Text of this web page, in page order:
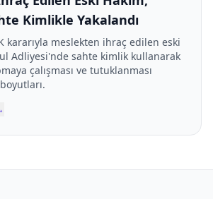
Kimlikle Yakalandı
kararıyla meslekten ihraç edilen eski
Adliyesi'nde sahte kimlik kullanarak
çalışması ve tutuklanması